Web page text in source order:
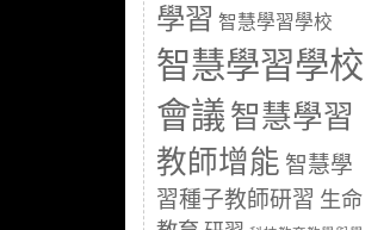
學習 智慧學習學校
智慧學習學校
會議 智慧學習
教師增能 智慧學
習種子教師研習 生命